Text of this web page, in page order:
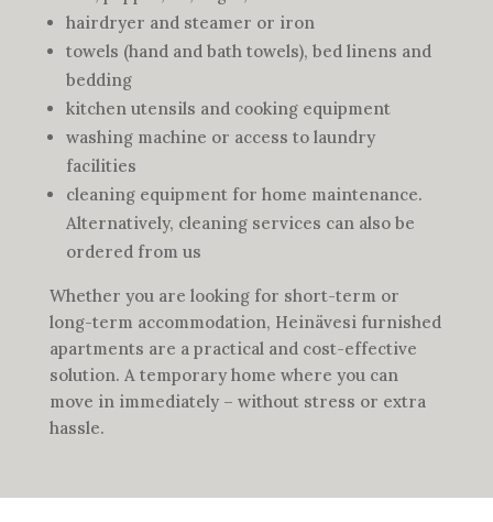
hairdryer and steamer or iron
towels (hand and bath towels), bed linens and
bedding
kitchen utensils and cooking equipment
washing machine or access to laundry
facilities
cleaning equipment for home maintenance.
Alternatively, cleaning services can also be
ordered from us
Whether you are looking for short-term or
long-term accommodation, Heinävesi furnished
apartments are a practical and cost-effective
solution. A temporary home where you can
move in immediately – without stress or extra
hassle.